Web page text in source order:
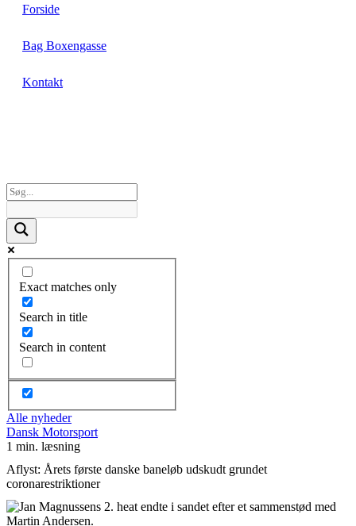
Forside
Bag Boxengasse
Kontakt
Exact matches only
Search in title
Search in content
Alle nyheder
Dansk Motorsport
1 min. læsning
Aflyst: Årets første danske baneløb udskudt grundet
coronarestriktioner